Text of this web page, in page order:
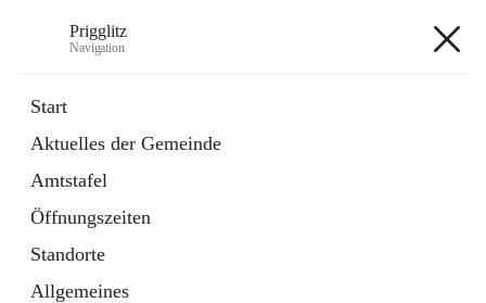
Prigglitz
Navigation
Start
Aktuelles der Gemeinde
Amtstafel
Öffnungszeiten
Standorte
Allgemeines
Externe Webseite
in
Tab
Gemeindezeitung
Ordner
öffnet
in
neuem
Tab